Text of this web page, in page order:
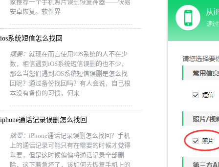
家推荐一个手机照片误删恢复神器——快易
安卓恢复。软件界
ios系统短信怎么找回
摘要： 就现在而言使用iOS系统的人不在少
数，相信遇到iOS系统短信误删的也不少，
那么当您们遇到iOS系统短信误删是怎么找
回呢？通过备份找回吗？有人会说，自己根
本没有备份的习惯，何来
iphone通话记录误删怎么找回
摘要： iPhone通话记录误删怎么找回？手机
上的通话记录可能只有在需要的时候才觉得
重要，但是这时候偏偏将通话记录全部删
除，这下着急坏了，该如何去恢复手机上的